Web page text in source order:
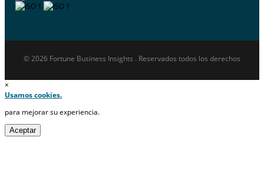
© 2026 Fortune Business Insights . Reservados todos los derechos
×
Usamos cookies.
para mejorar su experiencia.
Aceptar